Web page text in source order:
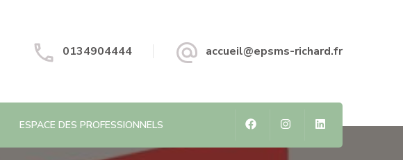
0134904444 accueil@epsms-richard.fr
ESPACE DES PROFESSIONNELS